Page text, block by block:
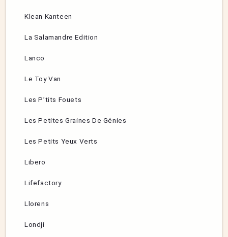
Klean Kanteen
La Salamandre Edition
Lanco
Le Toy Van
Les P’tits Fouets
Les Petites Graines De Génies
Les Petits Yeux Verts
Libero
Lifefactory
Llorens
Londji